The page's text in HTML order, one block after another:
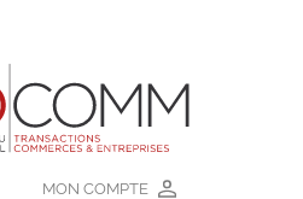
MON COMPTE